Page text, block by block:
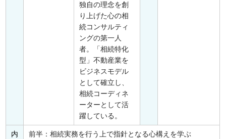
独自の理念を創
り上げた心の相
続コンサルティ
ングの第一人
者。「相続特化
型」不動産業を
ビジネスモデル
として確立し、
相続コーディネ
ーターとして活
躍している。
内
前半：相続実務を行う上で指針となる心構えを学ぶ